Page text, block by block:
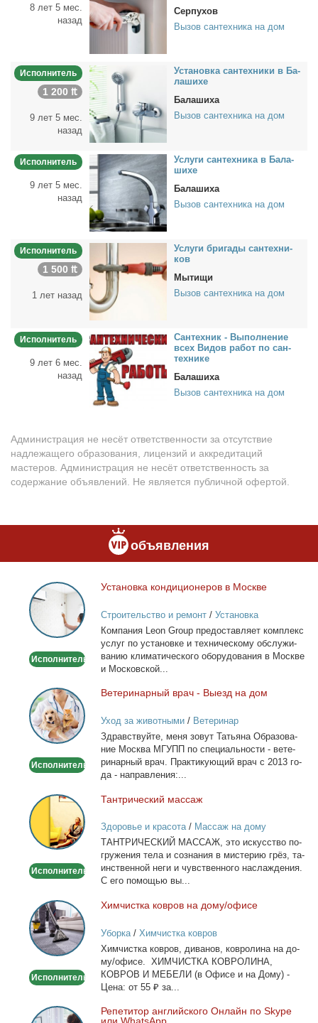
8 лет 5 мес.
назад
Серпухов
Вызов сантехника на дом
Исполнитель
1 200 ₶
9 лет 5 мес.
назад
Уста­нов­ка сан­тех­ни­ки в Ба­
ла­ши­хе
Балашиха
Вызов сантехника на дом
Исполнитель
9 лет 5 мес.
назад
Услу­ги сан­тех­ни­ка в Ба­ла­
ши­хе
Балашиха
Вызов сантехника на дом
Исполнитель
1 500 ₶
1 лет назад
Услу­ги брига­ды сан­тех­ни­
ков
Мытищи
Вызов сантехника на дом
Исполнитель
9 лет 6 мес.
назад
Сан­тех­ник - Вы­пол­не­ние
всех Ви­дов ра­бот по сан­
тех­ни­ке
Балашиха
Вызов сантехника на дом
Администрация не несёт ответственности за отсутствие
надлежащего образования, лицензий и аккредитаций
мастеров. Администрация не несёт ответственность за
содержание объявлений. Не является публичной офертой.
объявления
Установка
кондиционеров
в
Москве
Исполнитель
Уста­нов­ка кон­ди­ци­о­не­ров в Москве
Строительство и ремонт/ Установка
кондиционеров
Ком­па­ния Leon Group предо­став­ля­ет ком­плекс
услуг по уста­нов­ке и тех­ни­че­ско­му об­слу­жи­
ва­нию кли­ма­ти­че­ско­го обо­ру­до­ва­ния в Москве
и Мос­ков­ской...
Ветеринарный
врач
-
Выезд
дом
Исполнитель
Ве­те­ри­нар­ный врач - Вы­езд на дом
Уход за животными/ Ветеринар
Здрав­ствуй­те, ме­ня зо­вут Та­тья­на Об­ра­зо­ва­
ние Москва МГУПП по спе­ци­аль­но­сти - ве­те­
ри­нар­ный врач. Прак­ти­ку­ю­щий врач с 2013 го­
да - на­прав­ле­ния:...
Тантрический
массаж
Исполнитель
Тан­три­че­ский мас­саж
Здоровье и красота/ Массаж на дому
ТАНТРИЧЕСКИЙ МАССАЖ, это ис­кус­ство по­
гру­же­ния те­ла и со­зна­ния в ми­сте­рию грёз, та­
ин­ствен­ной неги и чув­ствен­но­го на­сла­жде­ния.
С его по­мо­щью вы...
Химчистка
ковров
на
дому/
Исполнитель
Хим­чист­ка ков­ров на до­му/офи­се
Уборка/ Химчистка ковров
Хим­чист­ка ков­ров, ди­ва­нов, ков­ро­ли­на на до­
му/офи­се. ХИМЧИСТКА КОВРОЛИНА,
КОВРОВ И МЕБЕЛИ (в Офи­се и на До­му) -
Це­на: от 55 ₽ за...
Репетитор
Ре­пе­ти­тор ан­глий­ско­го Он­лайн по Skype